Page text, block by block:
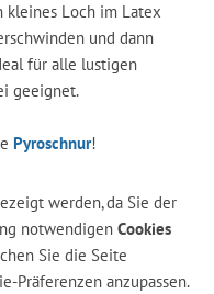
kleines Loch im Latex
und dann
für alle lustigen
geeignet.
Pyroschnur!
werden, da Sie der
notwendigen Cookies
Sie die Seite
Präferenzen anzupassen.